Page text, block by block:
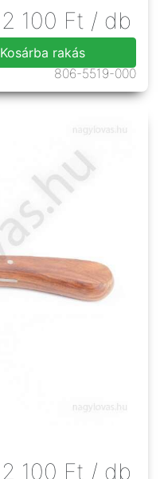
2 100 Ft / db
Kosárba rakás
806-5519-000
2 100 Ft / db